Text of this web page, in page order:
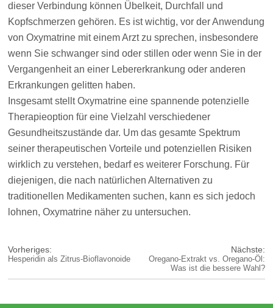
dieser Verbindung können Übelkeit, Durchfall und
Kopfschmerzen gehören. Es ist wichtig, vor der Anwendung
von Oxymatrine mit einem Arzt zu sprechen, insbesondere
wenn Sie schwanger sind oder stillen oder wenn Sie in der
Vergangenheit an einer Lebererkrankung oder anderen
Erkrankungen gelitten haben.
Insgesamt stellt Oxymatrine eine spannende potenzielle
Therapieoption für eine Vielzahl verschiedener
Gesundheitszustände dar. Um das gesamte Spektrum
seiner therapeutischen Vorteile und potenziellen Risiken
wirklich zu verstehen, bedarf es weiterer Forschung. Für
diejenigen, die nach natürlichen Alternativen zu
traditionellen Medikamenten suchen, kann es sich jedoch
lohnen, Oxymatrine näher zu untersuchen.
Vorheriges:
Hesperidin als Zitrus-Bioflavonoide
Nächste:
Oregano-Extrakt vs. Oregano-Öl:
Was ist die bessere Wahl?